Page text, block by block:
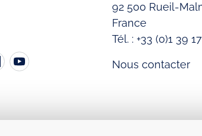
92 500 Rueil-
France
Tél. : +33 (0)1 39
Nous contacter